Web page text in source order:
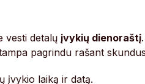
vesti detalų įvykių dienoraštį
pagrindu rašant
įvykio laiką ir datą.